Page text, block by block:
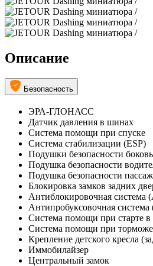
Описание
Безопасность
ЭРА-ГЛОНАСС
Датчик давления в шинах
Система помощи при спуске
Система стабилизации (ESP)
Подушки безопасности
Подушка безопасности
Подушка безопасности
Блокировка замков задних
Антиблокировочная система
Антипробуксовочная система
Система помощи при старте
Система помощи при
Крепление детского кресла
Иммобилайзер
Центральный замок